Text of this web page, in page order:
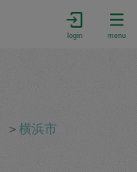
login menu
＞横浜市